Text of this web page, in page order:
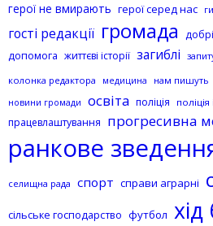
герої не вмирають герої серед нас
гості редакції громада
допомога життєві історії загиблі
колонка редактора
медицина нам пишуть
новини громади освіта поліція
працевлаштування прогресивна
ранкове
селищна рада спорт справи аграрні
сільське господарство футбол